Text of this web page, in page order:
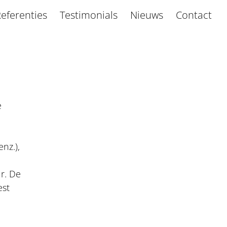
Testimonials Nieuws Contact
De